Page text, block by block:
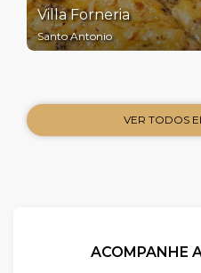
Villa Forneria
Santo Antonio
VER TODOS
ACOMPANHE